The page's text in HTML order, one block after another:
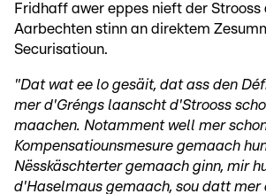
Fridhaff awer eppes nieft der Strooss
Aarbechten stinn an direktem
Securisatioun.
"Dat wat ee lo gesäit, dat ass den
mer d'Gréngs laanscht d'Strooss
maachen. Notamment well mer
Kompensatiounsmesure gemaach
Nësskäschterter gemaach ginn, mir
d'Haselmaus gemaach, sou datt mer